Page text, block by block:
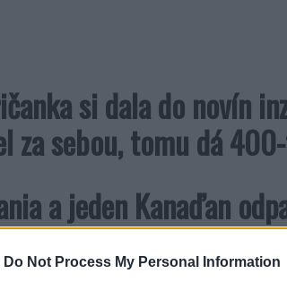
Do Not Process My Personal Information
si dala do novín
za sebou, tomu dá
a jeden Kanaďan
sedem.